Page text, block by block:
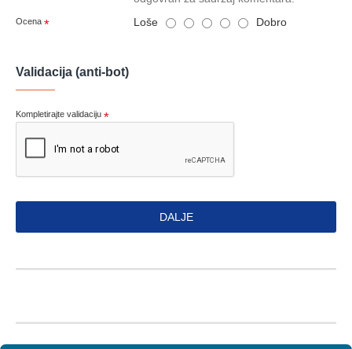
Ocena Loše Dobro
Validacija (anti-bot)
Kompletirajte validaciju
DALJE